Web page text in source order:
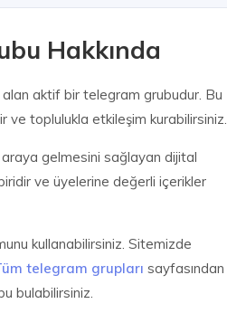
Hakkında
aktif bir telegram grubudur. Bu
ve toplulukla etkileşim kurabilirsiniz.
araya gelmesini sağlayan dijital
ve üyelerine değerli içerikler
kullanabilirsiniz. Sitemizde
telegram grupları sayfasından
bulabilirsiniz.